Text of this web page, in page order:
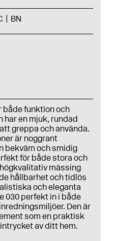
BN
både funktion och
har en mjuk, rundad
greppa och använda.
är noggrant
bekväm och smidig
för både stora och
mässing
hållbarhet och tidlös
och eleganta
030 perfekt in i både
Den är
som en praktisk
av ditt hem.